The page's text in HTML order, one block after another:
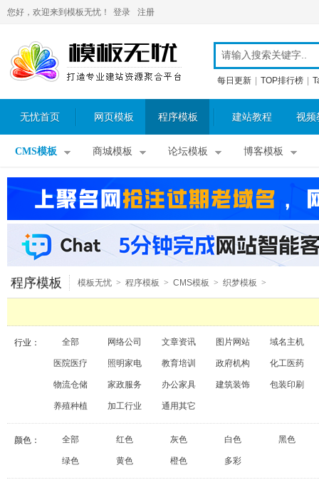
您好，欢迎来到模板无忧！ 登录 注册
每日更新 TOP排行榜
无忧首页 网页模板 程序模板 建站教程 视频
CMS模板 商城模板 论坛模板 博客模板
程序模板 模板无忧 > 程序模板 > CMS模板 > 织梦模板 >
行业： 全部 网络公司 文章资讯 图片网站 域名主机
医院医疗 照明家电 教育培训 政府机构 化工医药
物流仓储 家政服务 办公家具 建筑装饰 包装印刷
养殖种植 加工行业 通用其它
颜色： 全部 红色 灰色 白色 黑色
绿色 黄色 橙色 多彩